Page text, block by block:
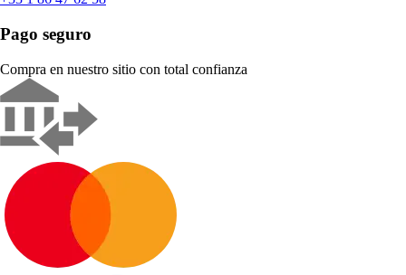
Pago seguro
Compra en nuestro sitio con total confianza